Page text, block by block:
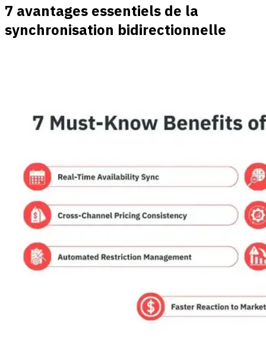
7 avantages essentiels de la
synchronisation bidirectionnelle